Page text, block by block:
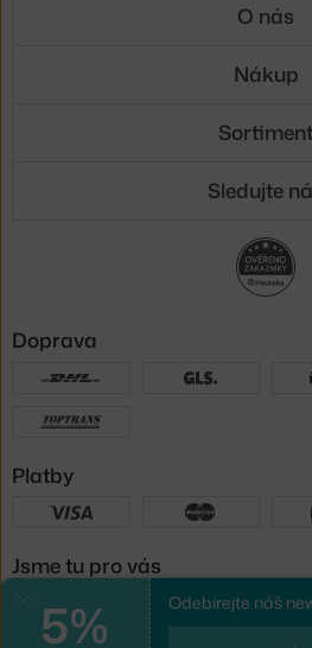
5% Odebírejte náš
O nás
Nákup
Sortiment
Sledujte
Doprava
Platby
Jsme tu pro vás